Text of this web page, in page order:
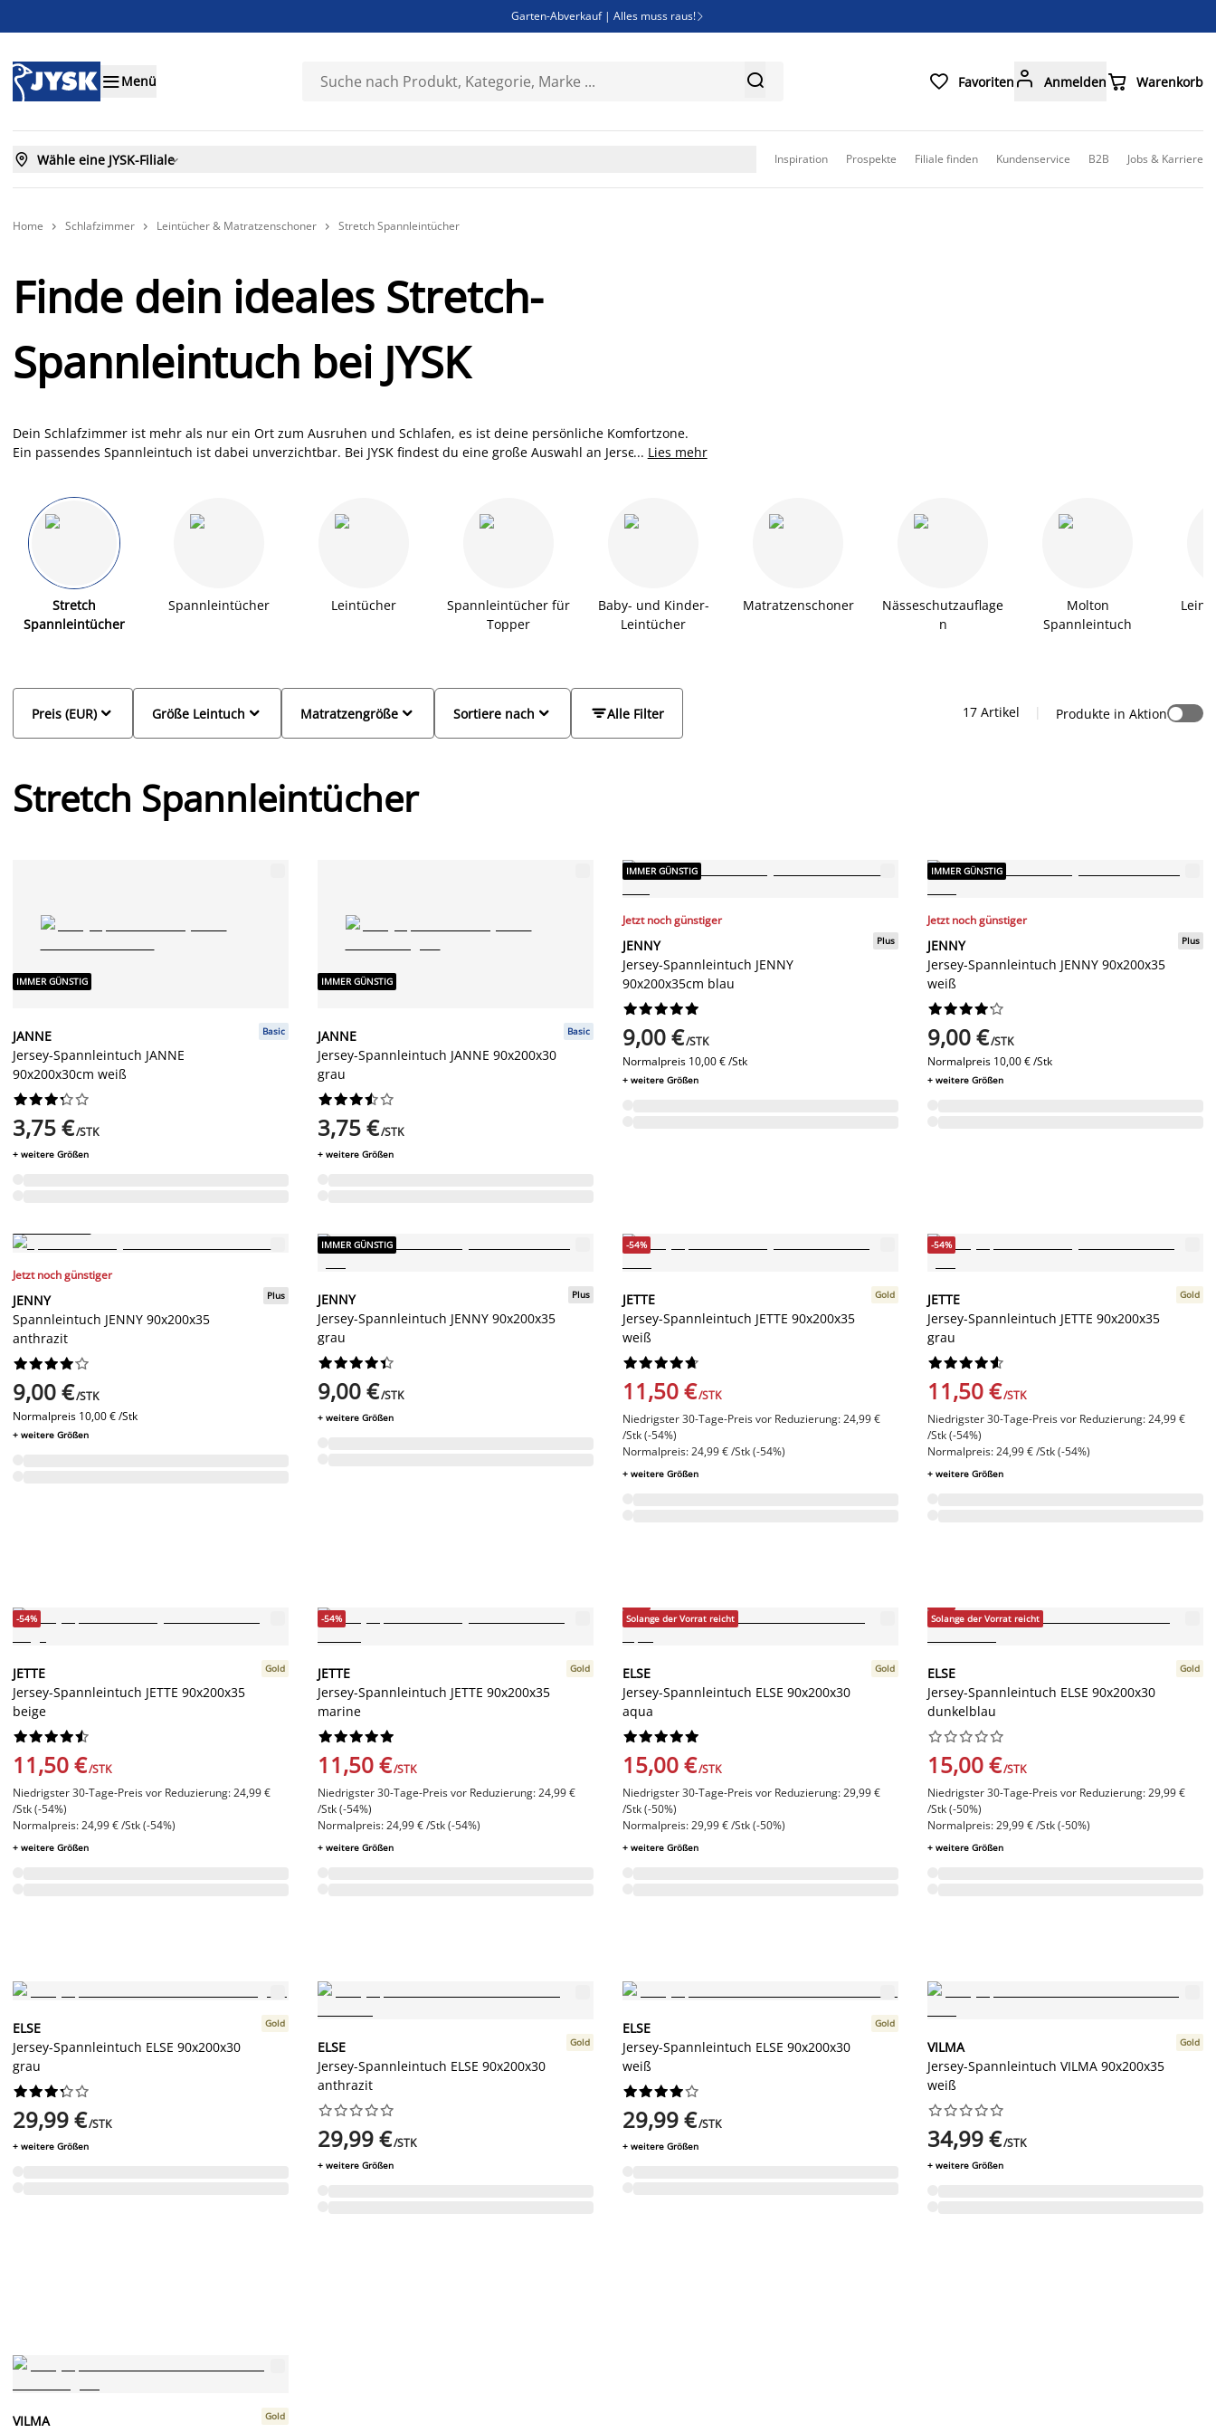
Garten-Abverkauf | Alles muss raus! 
Bist du Unternehmer? Entdecke JYSK-B2B
Menü   Favoriten  Anmelden Warenkorb
 Wähle eine JYSK-Filiale Inspiration Prospekte Filiale finden Kundenservice B2B Jobs & Karriere
Home  Schlafzimmer  Leintücher & Matratzenschoner  Stretch Spannleintücher
Finde dein ideales Stretch-
Spannleintuch bei JYSK
Dein Schlafzimmer ist mehr als nur ein Ort zum Ausruhen und Schlafen, es ist deine persönliche Komfortzone.
Ein passendes Spannleintuch ist dabei unverzichtbar. Bei JYSK findest du eine große Auswahl an Jersey
aus hochwertigen Materialien hergestellt und sind in verschiedenen Größen erhältlich - von 90x200x30 cm bis
hin zu 180x200x35 cm. Finde jetzt dein nächstes Jersey-Spannleintuch bei JYSK.
... Lies mehr
Stretch
Spannleintücher
Spannleintücher Leintücher
Spannleintücher für
Topper
Baby- und Kinder-
Leintücher
Matratzenschoner
Nässeschutzauflage
n
Molton
Spannleintuch

Preis (EUR) 
Größe Leintuch 
Matratzengröße Alle Filter

Sortiere nach 17 Artikel | Produkte in Aktion
Stretch Spannleintücher
IMMER GÜNSTIG
JANNE
Jersey-Spannleintuch JANNE
90x200x30cm weiß
Basic






3,75 €/STK
+ weitere Größen
IMMER GÜNSTIG
JANNE
Jersey-Spannleintuch JANNE 90x200x30
grau
Basic






3,75 €/STK
+ weitere Größen
IMMER GÜNSTIG
Jetzt noch günstiger
JENNY
Jersey-Spannleintuch JENNY
90x200x35cm blau
Plus






9,00 €/STK
Normalpreis 10,00 € /Stk
+ weitere Größen
IMMER GÜNSTIG
Jetzt noch günstiger
JENNY
Jersey-Spannleintuch JENNY 90x200x35
weiß
Plus






9,00 €/STK
Normalpreis 10,00 € /Stk
+ weitere Größen
Jetzt noch günstiger
JENNY
Spannleintuch JENNY 90x200x35
anthrazit
Plus






9,00 €/STK
Normalpreis 10,00 € /Stk
+ weitere Größen
IMMER GÜNSTIG
JENNY
Jersey-Spannleintuch JENNY 90x200x35
grau
Plus






9,00 €/STK
+ weitere Größen
-54%
JETTE
Jersey-Spannleintuch JETTE 90x200x35
weiß
Gold






11,50 €/STK
Niedrigster 30-Tage-Preis vor Reduzierung: 24,99 €
/Stk (-54%)
Normalpreis: 24,99 € /Stk (-54%)
+ weitere Größen
-54%
JETTE
Jersey-Spannleintuch JETTE 90x200x35
grau
Gold






11,50 €/STK
Niedrigster 30-Tage-Preis vor Reduzierung: 24,99 €
/Stk (-54%)
Normalpreis: 24,99 € /Stk (-54%)
+ weitere Größen
-54%
JETTE
Jersey-Spannleintuch JETTE 90x200x35
beige
Gold






11,50 €/STK
Niedrigster 30-Tage-Preis vor Reduzierung: 24,99 €
/Stk (-54%)
Normalpreis: 24,99 € /Stk (-54%)
+ weitere Größen
-54%
JETTE
Jersey-Spannleintuch JETTE 90x200x35
marine
Gold






11,50 €/STK
Niedrigster 30-Tage-Preis vor Reduzierung: 24,99 €
/Stk (-54%)
Normalpreis: 24,99 € /Stk (-54%)
+ weitere Größen
Solange der Vorrat reicht
ELSE
Jersey-Spannleintuch ELSE 90x200x30
aqua
Gold






15,00 €/STK
Niedrigster 30-Tage-Preis vor Reduzierung: 29,99 €
/Stk (-50%)
Normalpreis: 29,99 € /Stk (-50%)
+ weitere Größen
Solange der Vorrat reicht
ELSE
Jersey-Spannleintuch ELSE 90x200x30
dunkelblau
Gold






15,00 €/STK
Niedrigster 30-Tage-Preis vor Reduzierung: 29,99 €
/Stk (-50%)
Normalpreis: 29,99 € /Stk (-50%)
+ weitere Größen
ELSE
Jersey-Spannleintuch ELSE 90x200x30
grau
Gold






29,99 €/STK
+ weitere Größen
ELSE
Jersey-Spannleintuch ELSE 90x200x30
anthrazit
Gold






29,99 €/STK
+ weitere Größen
ELSE
Jersey-Spannleintuch ELSE 90x200x30
weiß
Gold






29,99 €/STK
+ weitere Größen
VILMA
Jersey-Spannleintuch VILMA 90x200x35
weiß
Gold






34,99 €/STK
+ weitere Größen
VILMA
Gold